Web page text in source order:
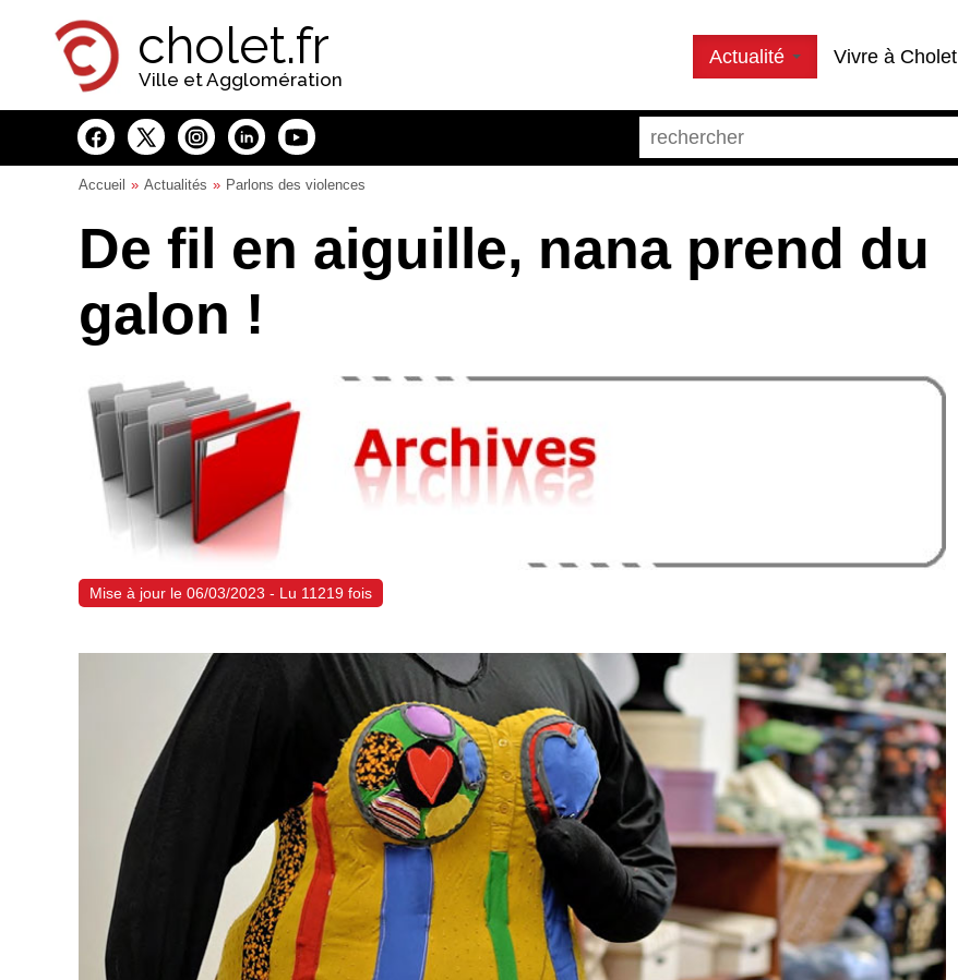
cholet.fr
Ville et Agglomération
Actualité Vivre à Cholet
Accueil Actualités Parlons des violences
De fil en aiguille, nana prend du
galon !
Mise à jour le 06/03/2023 - Lu 11219 fois